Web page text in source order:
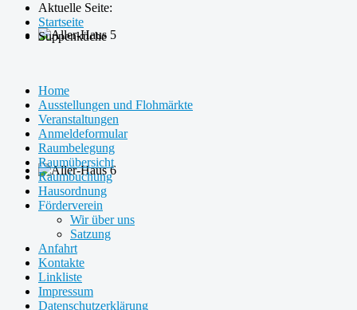
Aktuelle Seite:
Startseite
Suppenküche
Home
Ausstellungen und Flohmärkte
Veranstaltungen
Anmeldeformular
Raumbelegung
Raumübersicht
Raumbuchung
Hausordnung
Förderverein
Wir über uns
Satzung
Anfahrt
Kontakte
Linkliste
Impressum
Datenschutzerklärung